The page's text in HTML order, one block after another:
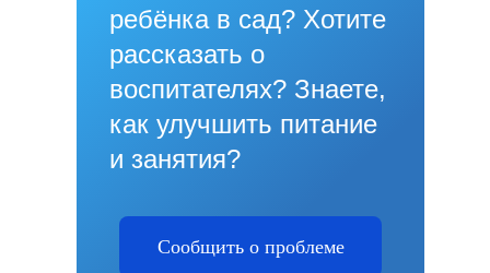
ребёнка в сад? Хотите
рассказать о
воспитателях? Знаете,
как улучшить питание
и занятия?
Сообщить о проблеме